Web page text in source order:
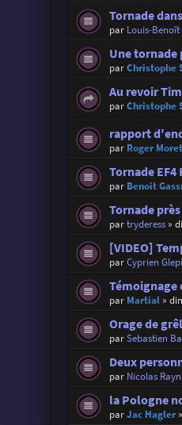
Tornade
par Louis-Benoît
Une tornade
parChristophe
Au revoir Tim
parChristophe
rapport
par Roger
Tornade EF4
par Benoit
Tornade
partryderess»
[VIDEO]
parCyprien
Témoignage
par Martial»
Orage de
parSebastien
Deux
par Nicolas
la Pologne
parJac Hagler»